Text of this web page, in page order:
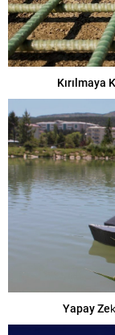
Kırılmaya
Yapay